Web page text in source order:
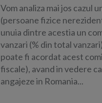
Vom analiza mai jos cazul
(persoane fizice
unuia dintre acestia un
vanzari (% din total
poate fi acordat acest
fiscale), avand in vedere
angajeze in Romania...